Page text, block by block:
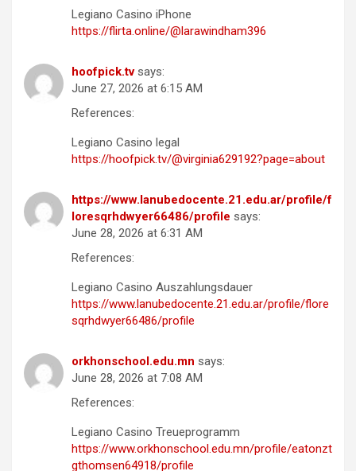
Legiano Casino iPhone
https://flirta.online/@larawindham396
hoofpick.tv says:
June 27, 2026 at 6:15 AM
References:
Legiano Casino legal
https://hoofpick.tv/@virginia629192?page=about
https://www.lanubedocente.21.edu.ar/profile/f
loresqrhdwyer66486/profile says:
June 28, 2026 at 6:31 AM
References:
Legiano Casino Auszahlungsdauer
https://www.lanubedocente.21.edu.ar/profile/flore
sqrhdwyer66486/profile
orkhonschool.edu.mn says:
June 28, 2026 at 7:08 AM
References:
Legiano Casino Treueprogramm
https://www.orkhonschool.edu.mn/profile/eatonzt
gthomsen64918/profile